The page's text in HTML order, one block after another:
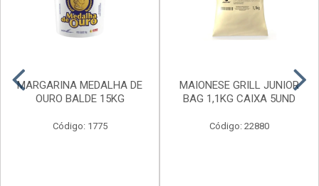
MARGARINA MEDALHA DE
OURO BALDE 15KG
Código: 1775
MAIONESE GRILL JUNIOR
BAG 1,1KG CAIXA 5UND
Código: 22880